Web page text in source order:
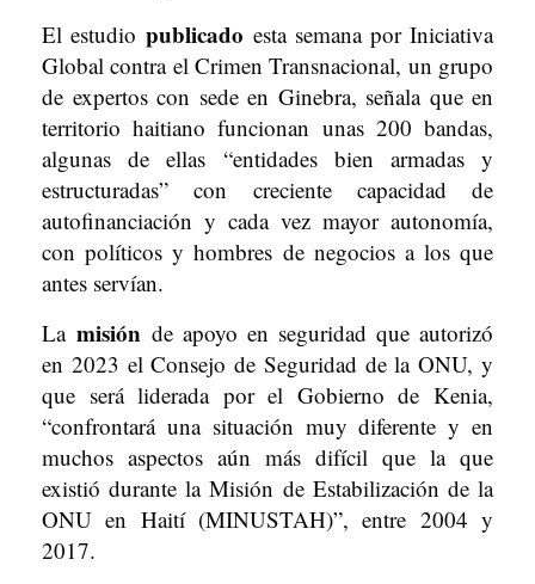
El estudio publicado esta semana por Iniciativa
Global contra el Crimen Transnacional, un grupo
de expertos con sede en Ginebra, señala que en
territorio haitiano funcionan unas 200 bandas,
algunas de ellas “entidades bien armadas y
estructuradas” con creciente capacidad de
autofinanciación y cada vez mayor autonomía,
con políticos y hombres de negocios a los que
antes servían.
La misión de apoyo en seguridad que autorizó
en 2023 el Consejo de Seguridad de la ONU, y
que será liderada por el Gobierno de Kenia,
“confrontará una situación muy diferente y en
muchos aspectos aún más difícil que la que
existió durante la Misión de Estabilización de la
ONU en Haití (MINUSTAH)”, entre 2004 y
2017.